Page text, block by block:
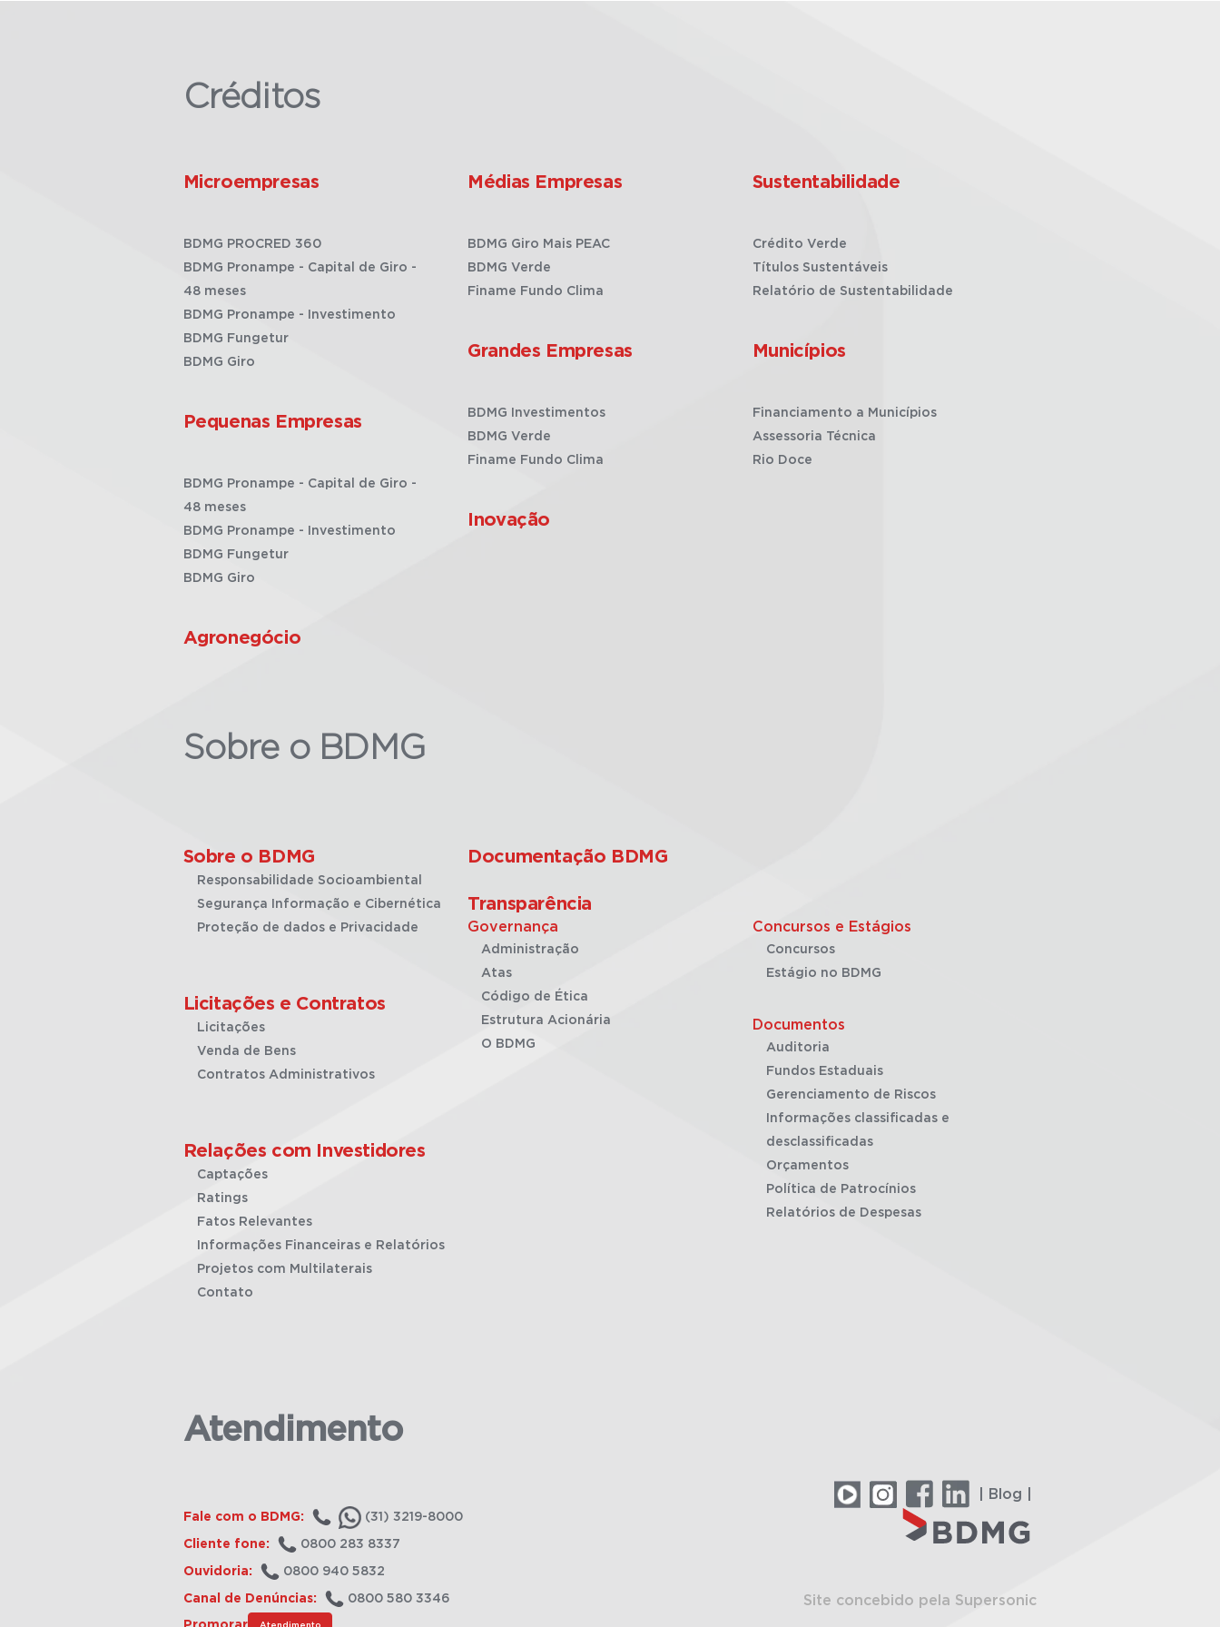
Créditos
Microempresas
BDMG PROCRED 360
BDMG Pronampe - Capital de Giro -
48 meses
BDMG Pronampe - Investimento
BDMG Fungetur
BDMG Giro
Pequenas Empresas
BDMG Pronampe - Capital de Giro -
48 meses
BDMG Pronampe - Investimento
BDMG Fungetur
BDMG Giro
Agronegócio
Médias Empresas
BDMG Giro Mais PEAC
BDMG Verde
Finame Fundo Clima
Grandes Empresas
BDMG Investimentos
BDMG Verde
Finame Fundo Clima
Inovação
Sustentabilidade
Crédito Verde
Títulos Sustentáveis
Relatório de Sustentabilidade
Municípios
Financiamento a Municípios
Assessoria Técnica
Rio Doce
Sobre o BDMG
Sobre o BDMG
Responsabilidade Socioambiental
Segurança Informação e Cibernética
Proteção de dados e Privacidade
Licitações e Contratos
Licitações
Venda de Bens
Contratos Administrativos
Relações com Investidores
Captações
Ratings
Fatos Relevantes
Informações Financeiras e Relatórios
Projetos com Multilaterais
Contato
Documentação BDMG
Transparência
Governança
Administração
Atas
Código de Ética
Estrutura Acionária
O BDMG
Concursos e Estágios
Concursos
Estágio no BDMG
Documentos
Auditoria
Fundos Estaduais
Gerenciamento de Riscos
Informações classificadas e
desclassificadas
Orçamentos
Política de Patrocínios
Relatórios de Despesas
Atendimento
Fale com o BDMG: (31) 3219-8000
Cliente fone: 0800 283 8337
Ouvidoria: 0800 940 5832
Canal de Denúncias: 0800 580 3346
Atendimento
| Blog |
Site concebido pela Supersonic